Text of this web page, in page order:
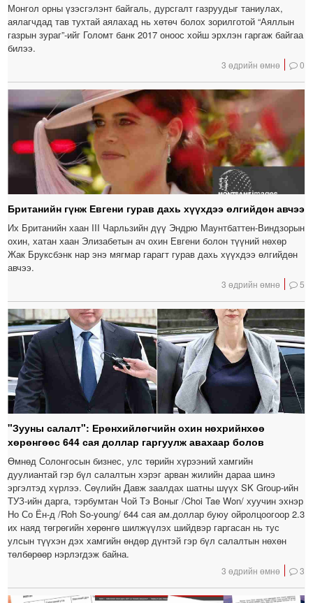
Монгол орны үзэсгэлэнт байгаль, дурсгалт газруудыг таниулах,
аялагчдад тав тухтай аялахад нь хөтөч болох зорилготой “Аяллын
газрын зураг”-ийг Голомт банк 2017 оноос хойш эрхлэн гаргаж байгаа
билээ.
3 өдрийн өмнө 0
Британийн гүнж Евгени гурав дахь хүүхдээ өлгийдөн авчээ
Их Британийн хаан III Чарльзийн дүү Эндрю Маунтбаттен-Виндзорын
охин, хатан хаан Элизабетын ач охин Евгени болон түүний нөхөр
Жак Бруксбэнк нар энэ мягмар гарагт гурав дахь хүүхдээ өлгийдөн
авчээ.
3 өдрийн өмнө 5
"Зууны салалт": Ерөнхийлөгчийн охин нөхрийнхөө
хөрөнгөөс 644 сая доллар гаргуулж авахаар болов
Өмнөд Солонгосын бизнес, улс төрийн хүрээний хамгийн
дуулиантай гэр бүл салалтын хэрэг арван жилийн дараа шинэ
эргэлтэд хүрлээ. Сөүлийн Давж заалдах шатны шүүх SK Group-ийн
ТУЗ-ийн дарга, тэрбумтан Чой Тэ Воныг /Choi Tae Won/ хуучин эхнэр
Но Со Ён-д /Roh So-young/ 644 сая ам.доллар буюу ойролцоогоор 2.3
их наяд төгрөгийн хөрөнгө шилжүүлэх шийдвэр гаргасан нь тус
улсын түүхэн дэх хамгийн өндөр дүнтэй гэр бүл салалтын нөхөн
төлбөрөөр нэрлэгдэж байна.
3 өдрийн өмнө 3